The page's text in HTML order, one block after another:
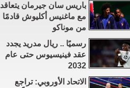
باريس سان جيرمان يتعاقد
مع ماغنيس أكليوش قادمًا
من موناكو
رسميًا .. ريال مدريد يجدد
عقد فينيسيوس حتى عام
2032
الاتحاد الأوروبي: تراجع